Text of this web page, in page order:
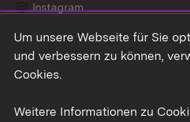
Instagram
LinkedIn
Um unsere Webseite für Sie
und verbessern zu können,
Cookies.
Weitere Informationen zu